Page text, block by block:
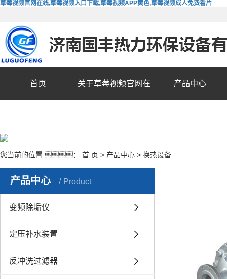
草莓视频官网在线,草莓视频入口下载,草莓视频APP黄色,草莓视频成人免费看片
首页 关于草莓视频官网在 产品中心
您当前的位置 ： 首 页 > 产品中心 > 换热设备
产品中心 Product
变频除垢仪
定压补水装置
反冲洗过滤器